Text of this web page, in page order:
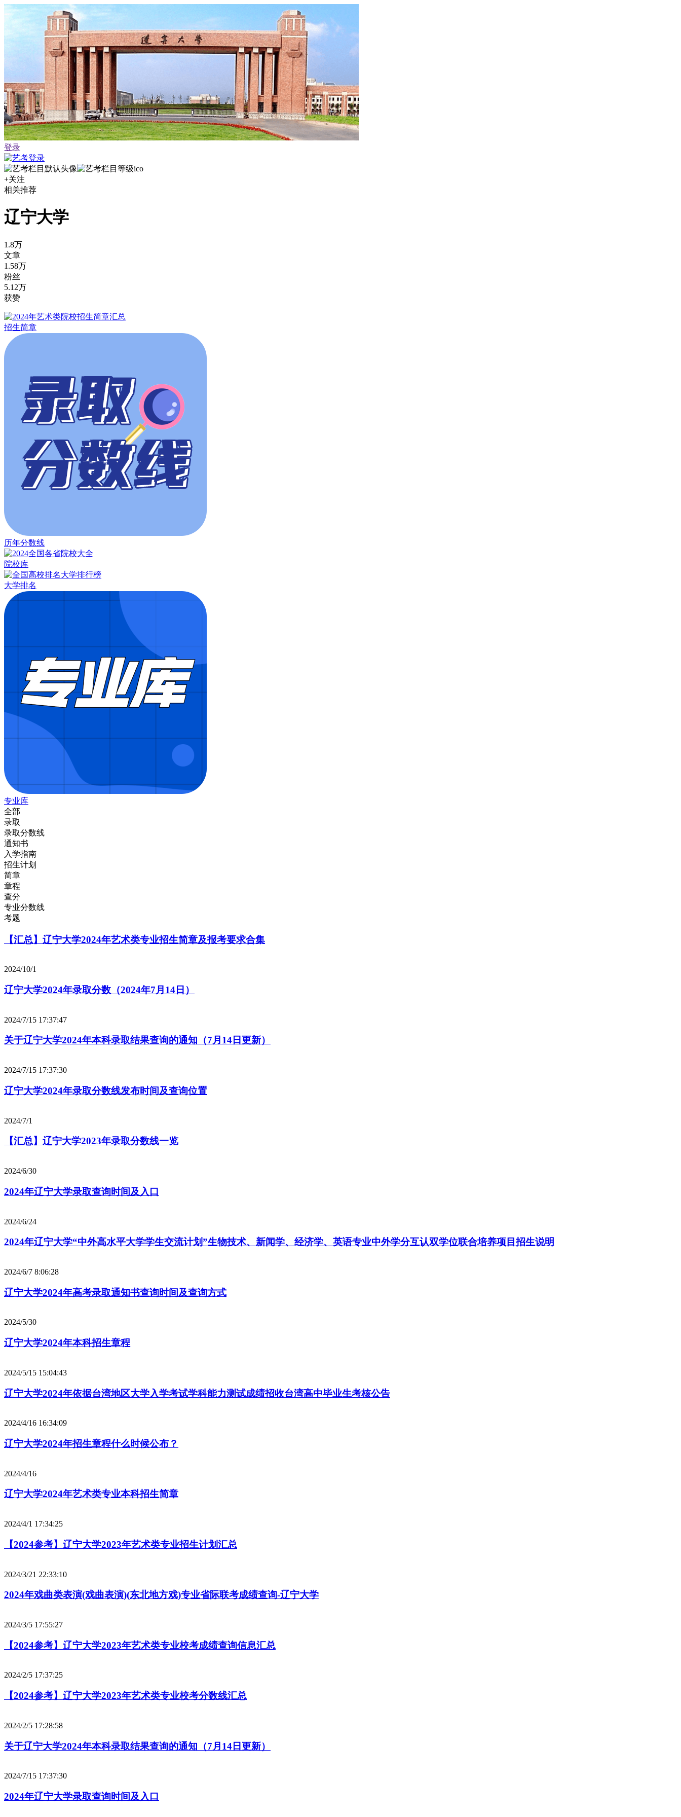
登录
+关注
相关推荐
辽宁大学
1.8万
文章
1.58万
粉丝
5.12万
获赞
招生简章
历年分数线
院校库
大学排名
专业库
全部
录取
录取分数线
通知书
入学指南
招生计划
简章
章程
查分
专业分数线
考题
【汇总】辽宁大学2024年艺术类专业招生简章及报考要求合集
2024/10/1
辽宁大学2024年录取分数（2024年7月14日）
2024/7/15 17:37:47
关于辽宁大学2024年本科录取结果查询的通知（7月14日更新）
2024/7/15 17:37:30
辽宁大学2024年录取分数线发布时间及查询位置
2024/7/1
【汇总】辽宁大学2023年录取分数线一览
2024/6/30
2024年辽宁大学录取查询时间及入口
2024/6/24
2024年辽宁大学“中外高水平大学学生交流计划”生物技术、新闻学、经济学、英语专业中外学分互认双学位联合培养项目招生说明
2024/6/7 8:06:28
辽宁大学2024年高考录取通知书查询时间及查询方式
2024/5/30
辽宁大学2024年本科招生章程
2024/5/15 15:04:43
辽宁大学2024年依据台湾地区大学入学考试学科能力测试成绩招收台湾高中毕业生考核公告
2024/4/16 16:34:09
辽宁大学2024年招生章程什么时候公布？
2024/4/16
辽宁大学2024年艺术类专业本科招生简章
2024/4/1 17:34:25
【2024参考】辽宁大学2023年艺术类专业招生计划汇总
2024/3/21 22:33:10
2024年戏曲类表演(戏曲表演)(东北地方戏)专业省际联考成绩查询-辽宁大学
2024/3/5 17:55:27
【2024参考】辽宁大学2023年艺术类专业校考成绩查询信息汇总
2024/2/5 17:37:25
【2024参考】辽宁大学2023年艺术类专业校考分数线汇总
2024/2/5 17:28:58
关于辽宁大学2024年本科录取结果查询的通知（7月14日更新）
2024/7/15 17:37:30
2024年辽宁大学录取查询时间及入口